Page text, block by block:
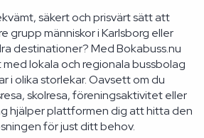
säkert och prisvärt sätt att
grupp människor i Karlsborg eller
destinationer? Med Bokabuss.nu
lokala och regionala bussbolag
i olika storlekar. Oavsett om du
skolresa, föreningsaktivitet eller
hjälper plattformen dig att hitta den
för just ditt behov.